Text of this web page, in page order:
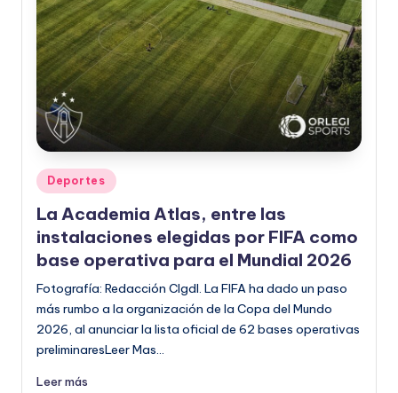
o
r
m
a
ti
v
a
Publicado
en
Deportes
La Academia Atlas, entre las
instalaciones elegidas por FIFA como
base operativa para el Mundial 2026
Fotografía: Redacción CIgdl. La FIFA ha dado un paso
más rumbo a la organización de la Copa del Mundo
2026, al anunciar la lista oficial de 62 bases operativas
preliminaresLeer Mas…
Leer más